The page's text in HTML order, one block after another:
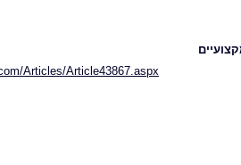
Articles/Article43867.aspx